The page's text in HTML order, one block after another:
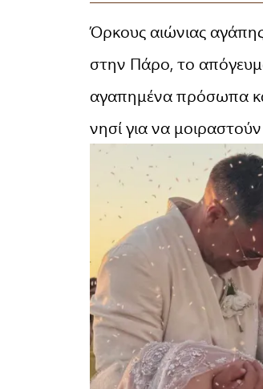
Όρκους αιώνιας
στην Πάρο, το
αγαπημένα πρόσωπα
νησί για να